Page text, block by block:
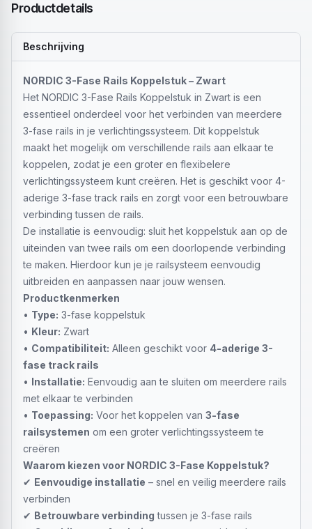
Productdetails
Beschrijving
NORDIC 3-Fase Rails Koppelstuk – Zwart
Het NORDIC 3-Fase Rails Koppelstuk in Zwart is een
essentieel onderdeel voor het verbinden van meerdere
3-fase rails in je verlichtingssysteem. Dit koppelstuk
maakt het mogelijk om verschillende rails aan elkaar te
koppelen, zodat je een groter en flexibelere
verlichtingssysteem kunt creëren. Het is geschikt voor 4-
aderige 3-fase track rails en zorgt voor een betrouwbare
verbinding tussen de rails.
De installatie is eenvoudig: sluit het koppelstuk aan op de
uiteinden van twee rails om een doorlopende verbinding
te maken. Hierdoor kun je je railsysteem eenvoudig
uitbreiden en aanpassen naar jouw wensen.
Productkenmerken
• Type: 3-fase koppelstuk
• Kleur: Zwart
• Compatibiliteit: Alleen geschikt voor 4-aderige 3-
fase track rails
• Installatie: Eenvoudig aan te sluiten om meerdere rails
met elkaar te verbinden
• Toepassing: Voor het koppelen van 3-fase
railsystemen om een groter verlichtingssysteem te
creëren
Waarom kiezen voor NORDIC 3-Fase Koppelstuk?
✔ Eenvoudige installatie – snel en veilig meerdere rails
verbinden
✔ Betrouwbare verbinding tussen je 3-fase rails